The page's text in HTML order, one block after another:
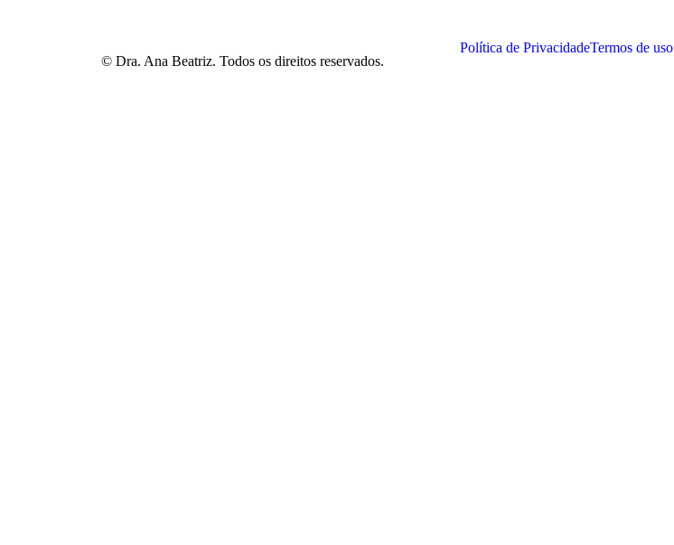
© Dra. Ana Beatriz. Todos os direitos reservados.
Política de PrivacidadeTermos de uso